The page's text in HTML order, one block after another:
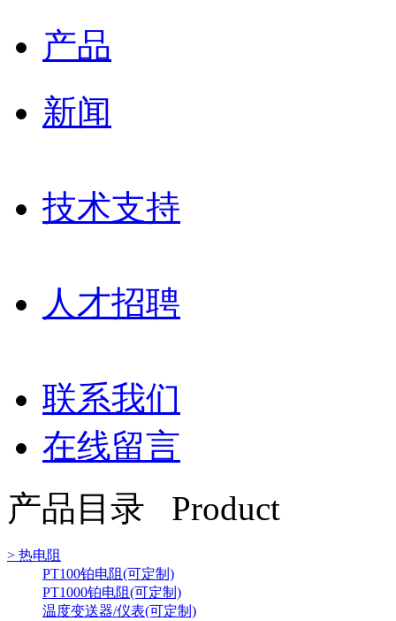
产品
新闻
技术支持
人才招聘
联系我们
在线留言
产品目录 Product
> 热电阻
PT100铂电阻(可定制)
PT1000铂电阻(可定制)
温度变送器/仪表(可定制)